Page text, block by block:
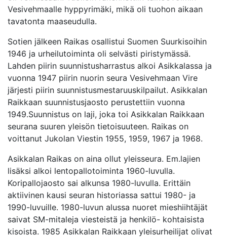
Vesivehmaalle hyppyrimäki, mikä oli tuohon aikaan
tavatonta maaseudulla.
Sotien jälkeen Raikas osallistui Suomen Suurkisoihin
1946 ja urheilutoiminta oli selvästi piristymässä.
Lahden piirin suunnistusharrastus alkoi Asikkalassa ja
vuonna 1947 piirin nuorin seura Vesivehmaan Vire
järjesti piirin suunnistusmestaruuskilpailut. Asikkalan
Raikkaan suunnistusjaosto perustettiin vuonna
1949.Suunnistus on laji, joka toi Asikkalan Raikkaan
seurana suuren yleisön tietoisuuteen. Raikas on
voittanut Jukolan Viestin 1955, 1959, 1967 ja 1968.
Asikkalan Raikas on aina ollut yleisseura. Em.lajien
lisäksi alkoi lentopallotoiminta 1960-luvulla.
Koripallojaosto sai alkunsa 1980-luvulla. Erittäin
aktiivinen kausi seuran historiassa sattui 1980- ja
1990-luvuille. 1980-luvun alussa nuoret mieshiihtäjät
saivat SM-mitaleja viesteistä ja henkilö- kohtaisista
kisoista. 1985 Asikkalan Raikkaan yleisurheilijat olivat